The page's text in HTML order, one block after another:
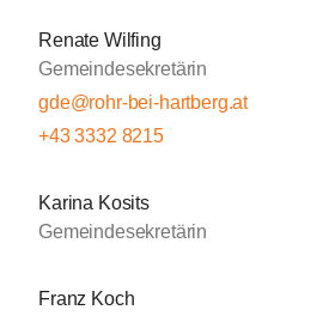
Renate Wilfing
Gemeindesekretärin
gde@rohr-bei-hartberg.at
+43 3332 8215
Karina Kosits
Gemeindesekretärin
Franz Koch